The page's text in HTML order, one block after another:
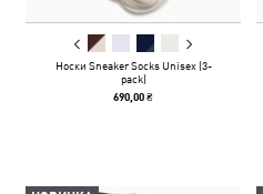
Носки Sneaker Socks Unisex (3-
pack)
690,00 ₴